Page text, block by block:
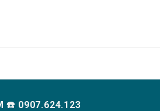
☎️ 0907.624.123